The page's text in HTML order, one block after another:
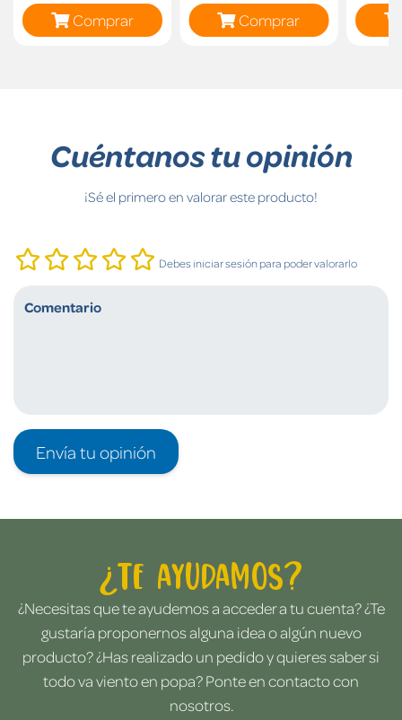
Comprar
Comprar
Cuéntanos tu opinión
¡Sé el primero en valorar este producto!
Debes iniciar sesión para poder valorarlo
Envía tu opinión
¿Te ayudamos?
¿Necesitas que te ayudemos a acceder a tu cuenta? ¿Te
gustaría proponernos alguna idea o algún nuevo
producto? ¿Has realizado un pedido y quieres saber si
todo va viento en popa? Ponte en contacto con
nosotros.